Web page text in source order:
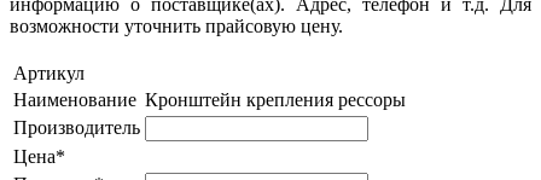
возможности уточнить прайсовую цену.
Артикул
Наименование Кронштейн крепления рессоры
Производитель
Цена*